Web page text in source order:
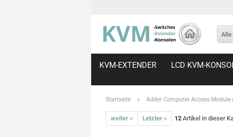
Alle
KVM-EXTENDER LCD KVM-
Startseite » Adder Computer Access Module
weiter » Letzter » 12 Artikel in dieser